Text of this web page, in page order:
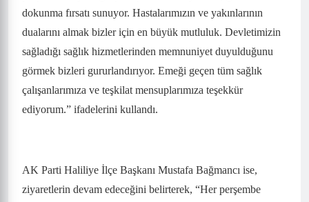
dokunma fırsatı sunuyor. Hastalarımızın ve yakınlarının
dualarını almak bizler için en büyük mutluluk. Devletimizin
sağladığı sağlık hizmetlerinden memnuniyet duyulduğunu
görmek bizleri gururlandırıyor. Emeği geçen tüm sağlık
çalışanlarımıza ve teşkilat mensuplarımıza teşekkür
ediyorum.” ifadelerini kullandı.
AK Parti Haliliye İlçe Başkanı Mustafa Bağmancı ise,
ziyaretlerin devam edeceğini belirterek, “Her perşembe